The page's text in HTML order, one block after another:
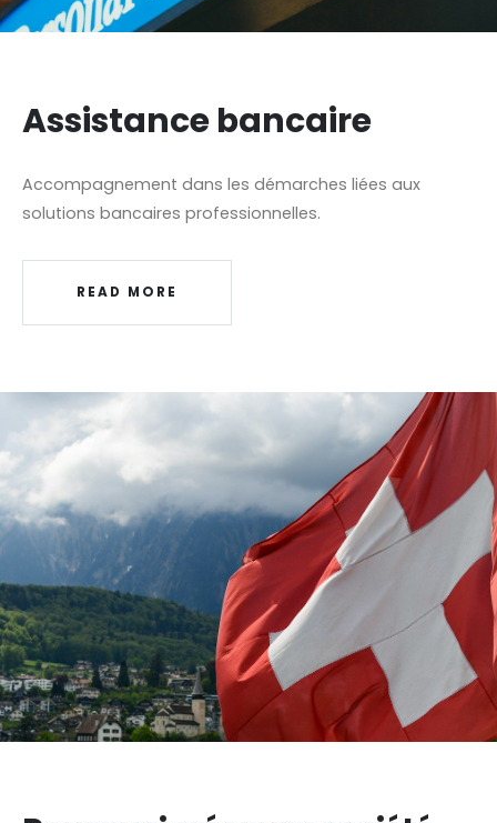
Assistance bancaire
Accompagnement dans les démarches liées aux
solutions bancaires professionnelles.
READ MORE